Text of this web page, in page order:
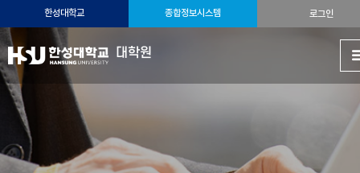
한성대학교 종합정보시스템 로그인
대학원